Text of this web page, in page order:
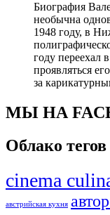
Биография
необычна
1948 году, в
году переехал
проявляться
за
МЫ НА
Облако тегов
cinema
австрийская кухня